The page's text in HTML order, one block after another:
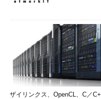
ザイリンクス、OpenCL、C／C+